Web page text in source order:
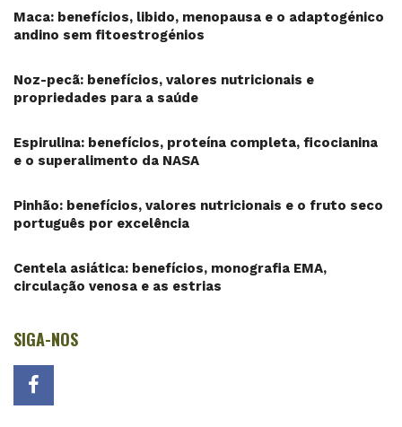
Maca: benefícios, libido, menopausa e o adaptogénico
andino sem fitoestrogénios
Noz-pecã: benefícios, valores nutricionais e
propriedades para a saúde
Espirulina: benefícios, proteína completa, ficocianina
e o superalimento da NASA
Pinhão: benefícios, valores nutricionais e o fruto seco
português por excelência
Centela asiática: benefícios, monografia EMA,
circulação venosa e as estrias
SIGA-NOS